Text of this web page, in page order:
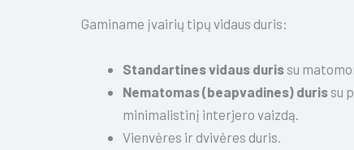
Gaminame įvairių tipų vidaus duris:
Standartines vidaus durissu
Nematomas (beapvadines) durissu
minimalistinį interjero vaizdą.
Vienvėres ir dvivėres duris.